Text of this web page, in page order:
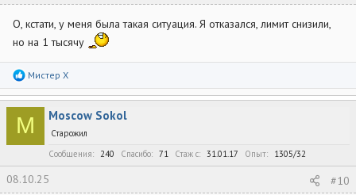
О, кстати, у меня была такая ситуация. Я отказался, лимит снизили,
но на 1 тысячу
Р
а
к
ц
и
Мистер Х
M Moscow Sokol
Старожил
Сообщения
240 Спасибо 71 Стаж c 31.01.17 Опыт 1305/32
08.10.25 #10